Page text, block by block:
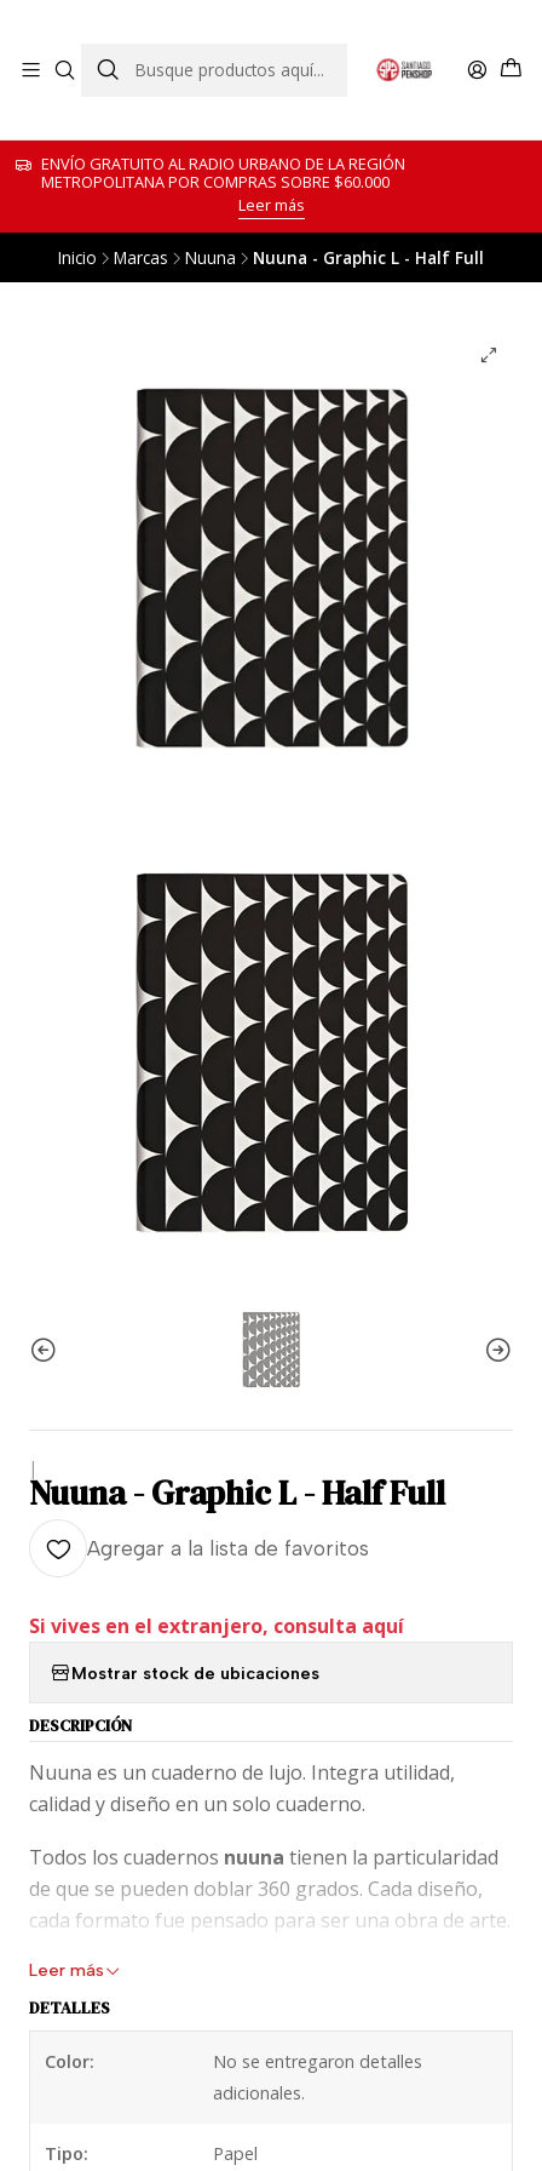
ENVÍO GRATUITO AL RADIO URBANO DE LA REGIÓN
METROPOLITANA POR COMPRAS SOBRE $60.000
Leer más
Inicio Marcas Nuuna Nuuna - Graphic L - Half Full
|
Nuuna - Graphic L - Half Full
Agregar a la lista de favoritos
Si vives en el extranjero, consulta aquí
Mostrar stock de ubicaciones
DESCRIPCIÓN
Nuuna es un cuaderno de lujo. Integra utilidad,
calidad y diseño en un solo cuaderno.
Todos los cuadernos nuuna tienen la particularidad
de que se pueden doblar 360 grados. Cada diseño,
cada formato fue pensado para ser una obra de arte.
decoración de tu oficina o tu casa.
Utilizan técnicas de arte especiales de tal forma que
un simple cuaderno se convierte en un objeto
Destacamos que el canto del cuaderno también está
Leer más
DETALLES
Color:
No se entregaron detalles
adicionales.
Tipo: Papel